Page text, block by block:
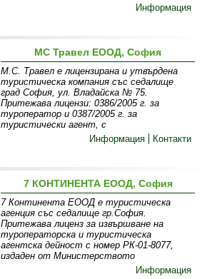
Информация
МС Травел ЕООД, София
М.С. Травел е лицензирана и утвърдена
туристическа компания със седалище
град София, ул. Владайска № 75.
Притежава лицензи: 0386/2005 г. за
туроператор и 0387/2005 г. за
туристически агент, с
Информация
Контакти
7 КОНТИНЕНТА ЕООД, София
7 Континента ЕООД е туристическа
агенция със седалище гр.София.
Притежава лиценз за извършване на
туроператорска и туристическа
агентска дейност с номер РК-01-8077,
издаден от Министерството
Информация